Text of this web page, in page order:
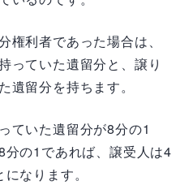
権利者であった場合は、
っていた遺留分と、譲り
遺留分を持ちます。
ていた遺留分が8分の1
の1であれば、譲受人は4
なります。